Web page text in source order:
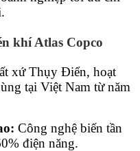
khí Atlas Copco
xứ Thụy Điển, hoạt
tại Việt Nam từ năm
Công nghệ biến tần
điện năng.